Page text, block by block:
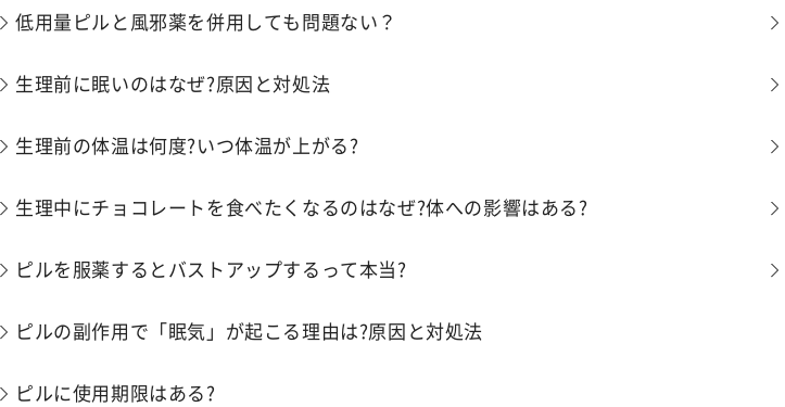
低用量ピルと風邪薬を併用しても問題ない？
生理前に眠いのはなぜ?原因と対処法
生理前の体温は何度?いつ体温が上がる?
生理中にチョコレートを食べたくなるのはなぜ?体への影響はある?
ピルを服薬するとバストアップするって本当?
ピルの副作用で「眠気」が起こる理由は?原因と対処法
ピルに使用期限はある?